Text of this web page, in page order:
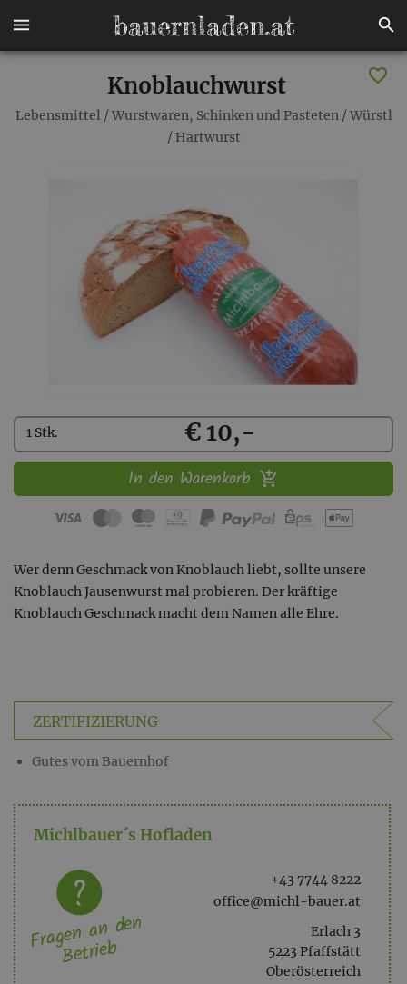
Knoblauchwurst
Lebensmittel / Wurstwaren, Schinken und Pasteten/ Würstl
/ Hartwurst
Kaufen
1 Stk. € 10,-
In den Warenkorb
Wer denn Geschmack von Knoblauch liebt, sollte unsere
Knoblauch Jausenwurst mal probieren. Der kräftige
Knoblauch Geschmack macht dem Namen alle Ehre.
ZERTIFIZIERUNG
Gutes vom Bauernhof
Michlbauer´s Hofladen
+43 7744 8222
office@michl-bauer.at
Erlach 3
5223 Pfaffstätt
Oberösterreich
Fragen an den
Betrieb